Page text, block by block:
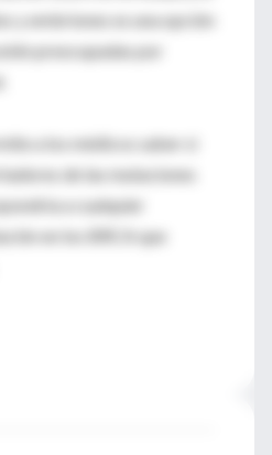
y embriones es una opción
preocupadas por
a los médicos saber si
de las mutaciones
a cualquier
en los BRCA que